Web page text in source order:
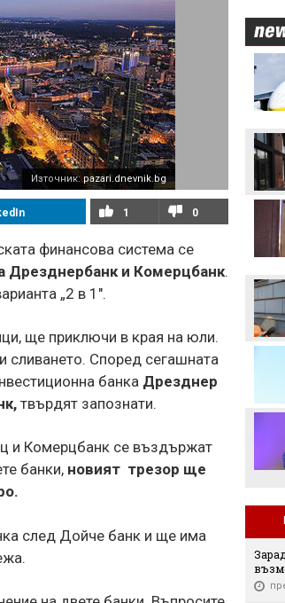
Източник: pazari.dnevnik.bg
1 0
финансова система се
Дрезднербанк и Комерцбанк.
„2 в 1".
ще приключи в края на юли.
сливането. Според сегашната
банка Дрезднер
твърдят запознати.
и Комерцбанк се въздържат
банки, новият трезор ще
след Дойче банк и ще има
Левски преминава в
съвсем друга финансова
орбита, ако отстрани
Кайрат
Смут в лагера на Арсенал
Трудният съперник на
ЦСКА - що за отбор е
Макаби Тел Авив?
първата крачка към
отстраняването на
Макаби Тел Авив
голмайстора на Лига на
конференциите, но се
разминал с трансфер
Стотици посрещнаха
Мохамед Салах в Турция